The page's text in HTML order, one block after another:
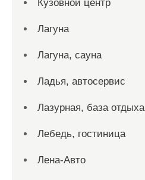
Кузовной центр
Лагуна
Лагуна, сауна
Ладья, автосервис
Лазурная, база отдыха
Лебедь, гостиница
Лена-Авто